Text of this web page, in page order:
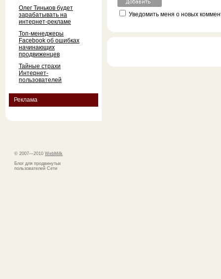
Олег Тиньков будет
зарабатывать на
интернет-рекламе
Топ-менеджеры
Facebook об ошибках
начинающих
продвиженцев
Тайные страхи
Интернет-
пользователей
Реклама
© 2007—2010 WebMilk
Блог для продвинутых
пользователей Сети
Уведомить меня о новых